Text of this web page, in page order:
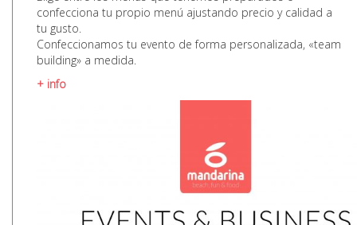
confecciona tu propio menú ajustando precio y calidad a
tu gusto.
Confeccionamos tu evento de forma personalizada, «team
building» a medida.
+ info